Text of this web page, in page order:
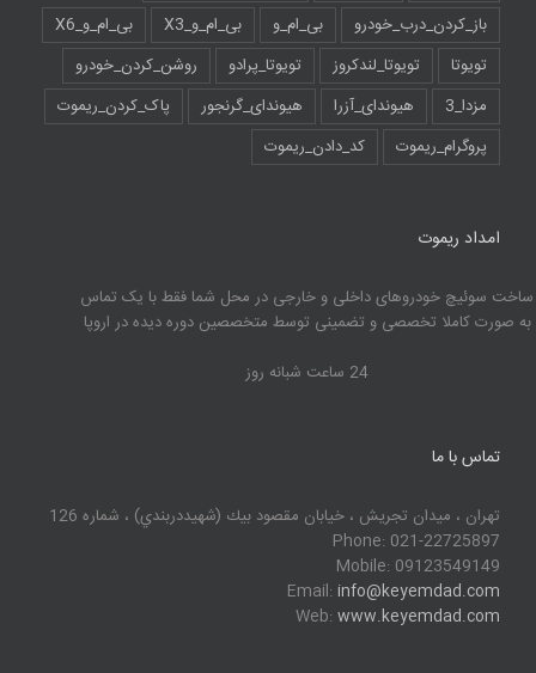
باز_کردن_درب_خودرو
بی_ام_و بی_ام_و_X3
بی_ام_و_X6
تویوتا
تویوتا_لندکروز تویوتا_پرادو
روشن_کردن_خودرو
مزدا_3
هیوندای_آزرا هیوندای_گرنجور
پاک_کردن_ریموت
پروگرام_ریموت
کد_دادن_ریموت
امداد ریموت
ساخت سوئیچ خودروهای داخلی و خارجی در محل شما فقط با یک تماس
به صورت کاملا تخصصی و تضمینی توسط متخصصین دوره دیده در اروپا
24 ساعت شبانه روز
تماس با ما
تهران ، ميدان تجريش ، خيابان مقصود بيك (شهيددربندي) ، شماره 126
Phone: 021-22725897
Mobile: 09123549149
Email: info@keyemdad.com
Web: www.keyemdad.com